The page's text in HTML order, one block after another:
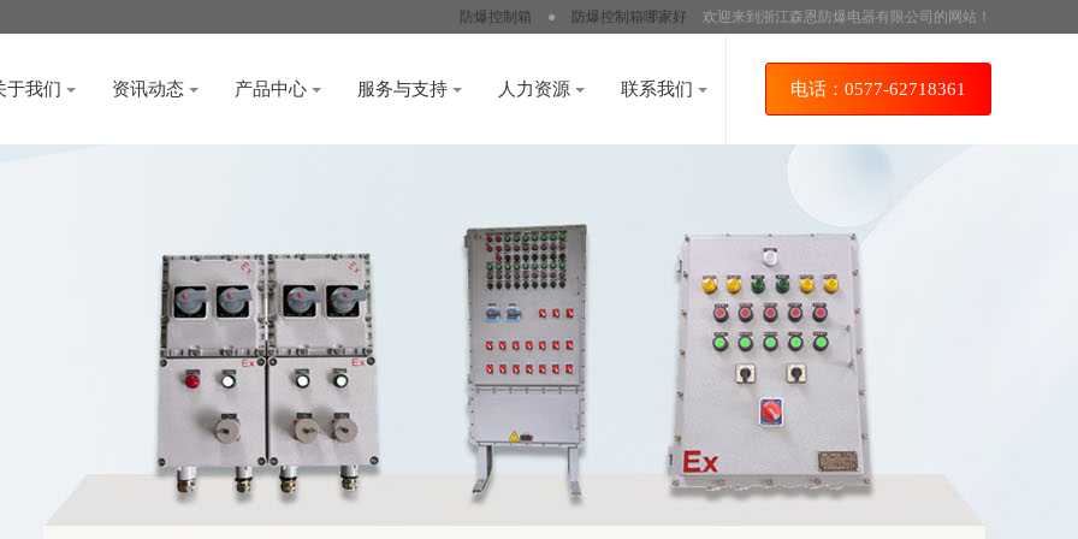
防爆控制箱 ● 防爆控制箱哪家好 欢迎来到浙江森恩防爆电器有限公司的网站！
于我们 资讯动态 产品中心 服务与支持 人力资源 联系我们 电话：0577-62718361